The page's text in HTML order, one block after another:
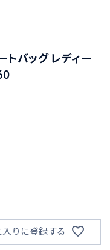
トバッグ レディー
入りに登録する